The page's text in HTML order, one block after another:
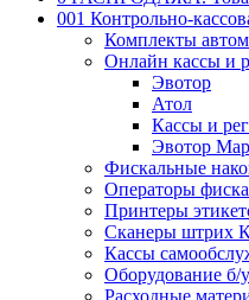
001 Контрольно-
Комплекты
Онлайн кассы и
Эвотор
Атол
Кассы и
Эвотор
Фискальные
Операторы
Принтеры
Сканеры штрих
Кассы
Оборудование б/у